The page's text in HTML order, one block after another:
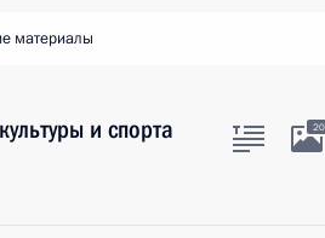
материалы
и спорта 20